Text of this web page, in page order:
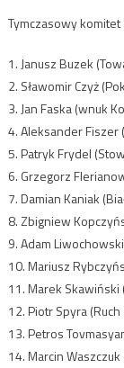
Tymczasowy
1. Janusz Buzek
2. Sławomir Czyż
3. Jan Faska (wnuk
4. Aleksander Fiszer
5. Patryk Frydel
6. Grzegorz
7. Damian Kaniak
8. Zbigniew
9. Adam
10. Mariusz
11. Marek Skawiński
12. Piotr Spyra
13. Petros
14. Marcin